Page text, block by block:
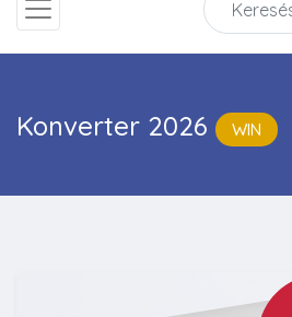
Konverter 2026 WIN